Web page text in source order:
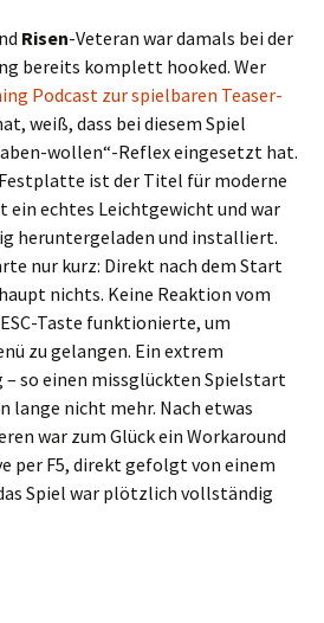
Risen-Veteran war damals bei der
bereits komplett hooked. Wer
Podcast zur spielbaren Teaser-
weiß, dass bei diesem Spiel
wollen“-Reflex eingesetzt hat.
Festplatte ist der Titel für moderne
ein echtes Leichtgewicht und war
heruntergeladen und installiert.
nur kurz: Direkt nach dem Start
nichts. Keine Reaktion vom
Taste funktionierte, um
zu gelangen. Ein extrem
so einen missglückten Spielstart
lange nicht mehr. Nach etwas
war zum Glück ein Workaround
per F5, direkt gefolgt von einem
Spiel war plötzlich vollständig
Mannelig“ wieder erklingt – Gothic 1